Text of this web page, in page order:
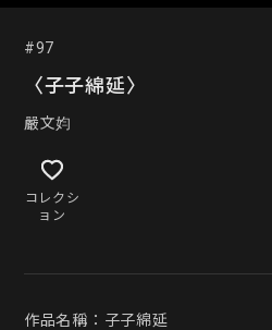
#97
〈子子綿延〉
嚴文㚬
コレクシ
ョン
作品名稱：子子綿延